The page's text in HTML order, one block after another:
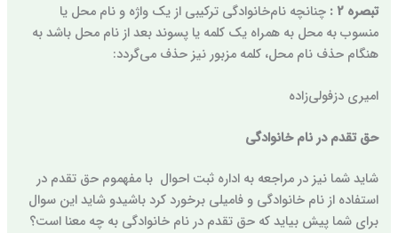
تبصره 2 :
چنانچه نام‌خانوادگی ترکیبی از یک واژه و نام محل یا
منسوب به محل به همراه یک کلمه یا پسوند بعد از نام محل باشد به
هنگام حذف نام محل، کلمه مزبور نیز حذف می‌گردد:
امیری دزفولی‌زاده
حق تقدم در نام خانوادگی
شاید شما نیز در مراجعه به اداره ثبت احوال با مفهموم حق تقدم در
استفاده از نام خانوادگی و فامیلی برخورد کرد باشیدو شاید این سوال
برای شما پیش بیاید که حق تقدم در نام خانوادگی به چه معنا است؟